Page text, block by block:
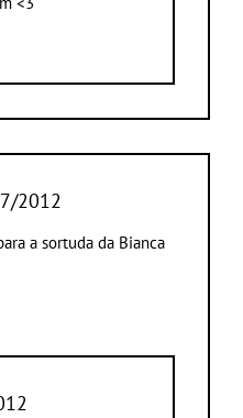
2012
a sortuda da Bianca